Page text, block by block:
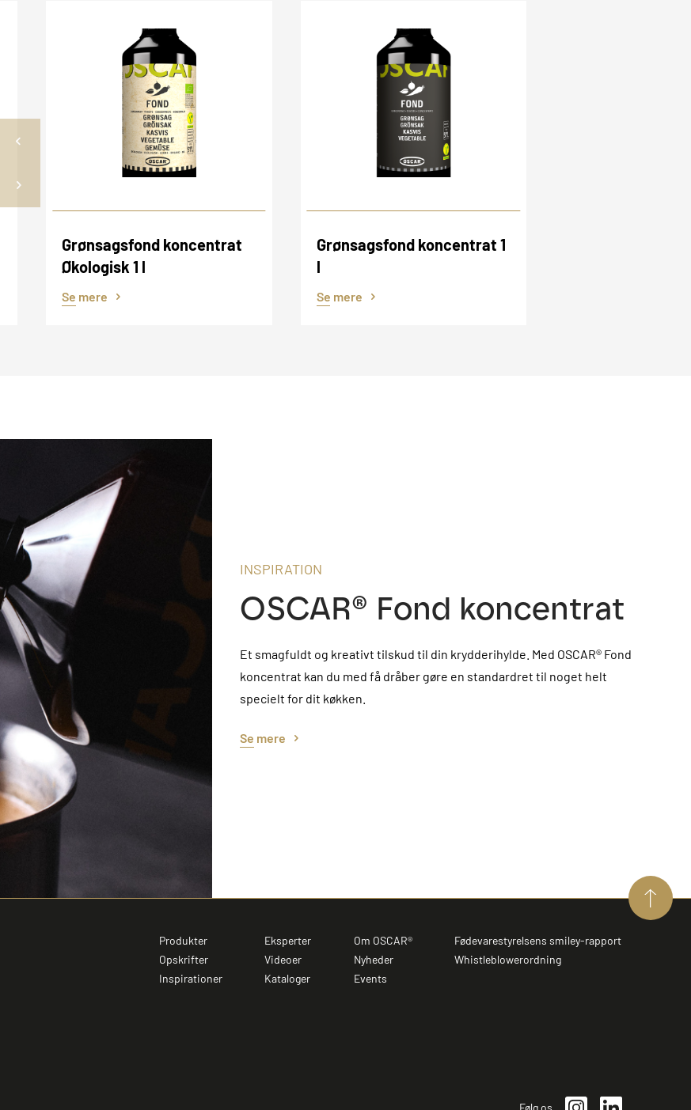
Grønsagsfond koncentrat
Økologisk 1 l
Se mere
Grønsagsfond koncentrat 1
l
Se mere
INSPIRATION
OSCAR® Fond koncentrat
Et smagfuldt og kreativt tilskud til din krydderihylde. Med OSCAR® Fond
koncentrat kan du med få dråber gøre en standardret til noget helt
specielt for dit køkken.
Se mere
Produkter
Opskrifter
Inspirationer
Eksperter
Videoer
Kataloger
Om OSCAR®
Nyheder
Events
Fødevarestyrelsens smiley-rapport
Whistleblowerordning
Følg os